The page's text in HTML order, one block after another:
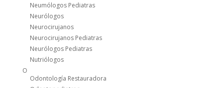
Neumólogos Pediatras
Neurólogos
Neurocirujanos
Neurocirujanos Pediatras
Neurólogos Pediatras
Nutriólogos
O
Odontología Restauradora